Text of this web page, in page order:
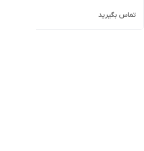
تماس بگیرید